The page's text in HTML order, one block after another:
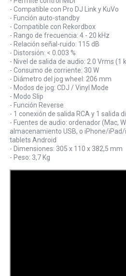
- Compatible con Pro DJ Link y KuVo
- Función auto-standby
- Compatible con Rekordbox
- Rango de frecuencia: 4 - 20 kHz
- Relación señal-ruido: 115 dB
- Distorsión: < 0.003 %
- Nivel de salida de audio: 2.0 Vrms (1
- Consumo de corriente: 30 W
- Diámetro del jog wheel: 206 mm
- Modos de jog: CDJ / Vinyl Mode
- Modo Slip
- Función Reverse
- 1 conexión de salida RCA y 1 salida
- Fuentes de audio: ordenador (Mac,
almacenamiento USB, o iPhone/
tablets Android
- Dimensiones: 305 x 110 x 382,5 mm
- Peso: 3,7 Kg